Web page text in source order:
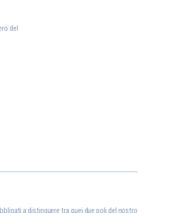
del
a distinguere tra quei due poli del nostro